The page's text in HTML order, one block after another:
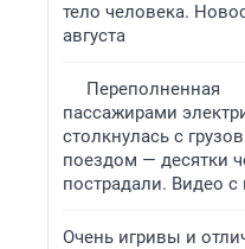
тело человека.
августа
Переполненная
пассажирами
столкнулась с
поездом — десятки
пострадали. Видео
Очень игривы и